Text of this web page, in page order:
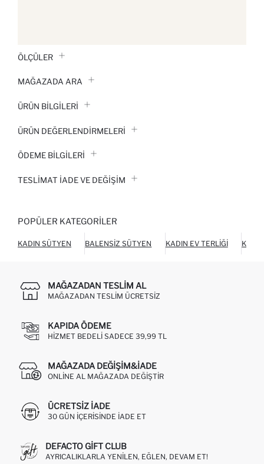
ÖLÇÜLER
MAĞAZADA ARA
ÜRÜN BILGILERI
ÜRÜN DEĞERLENDİRMELERİ
ÖDEME BİLGİLERİ
TESLIMAT İADE VE DEĞIŞIM
POPÜLER KATEGORILER
KADIN SÜTYEN BALENSIZ SÜTYEN KADIN EV TERLIĞI
MAĞAZADAN TESLIM AL
MAĞAZADAN TESLIM ÜCRETSIZ
KAPIDA ÖDEME
HIZMET BEDELI SADECE 39,99 TL
MAĞAZADA DEĞIŞIM&İADE
ONLINE AL MAĞAZADA DEĞIŞTIR
ÜCRETSIZ IADE
30 GÜN IÇERISINDE IADE ET
DEFACTO GIFT CLUB
AYRICALIKLARLA YENILEN, EĞLEN, DEVAM ET!